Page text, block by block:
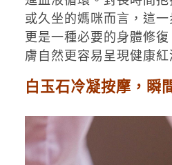
或久坐的媽咪而言，這一
更是一種必要的身體修
膚自然更容易呈現健康紅
白玉石冷凝按摩，瞬